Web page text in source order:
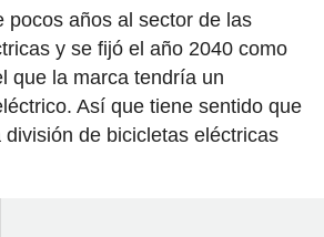
pocos años al sector de las
y se fijó el año 2040 como
que la marca tendría un
Así que tiene sentido que
división de bicicletas eléctricas